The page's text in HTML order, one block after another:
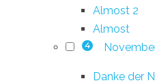
Almost 2
Almost
4
Danke der